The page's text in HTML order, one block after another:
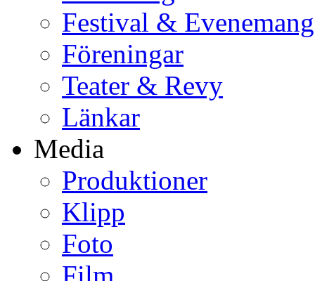
Festival & Evenemang
Föreningar
Teater & Revy
Länkar
Media
Produktioner
Klipp
Foto